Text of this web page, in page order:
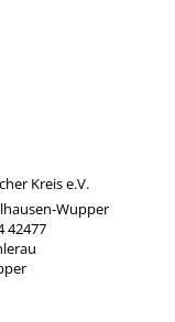
Kreis e.V.
Wupper
42477